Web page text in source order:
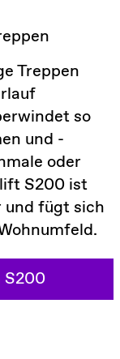
Treppen
so
und -
oder
S200 ist
und fügt sich
S200